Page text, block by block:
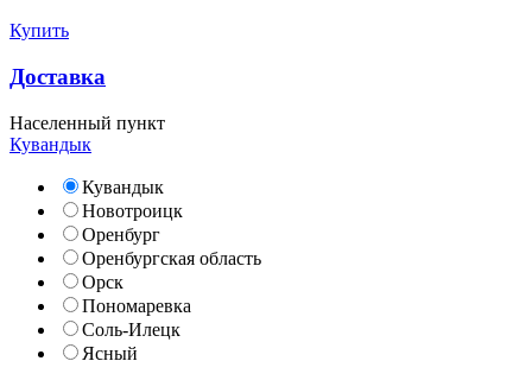
Купить
Доставка
Населенный пункт
Кувандык
Кувандык
Новотроицк
Оренбург
Оренбургская область
Орск
Пономаревка
Соль-Илецк
Ясный